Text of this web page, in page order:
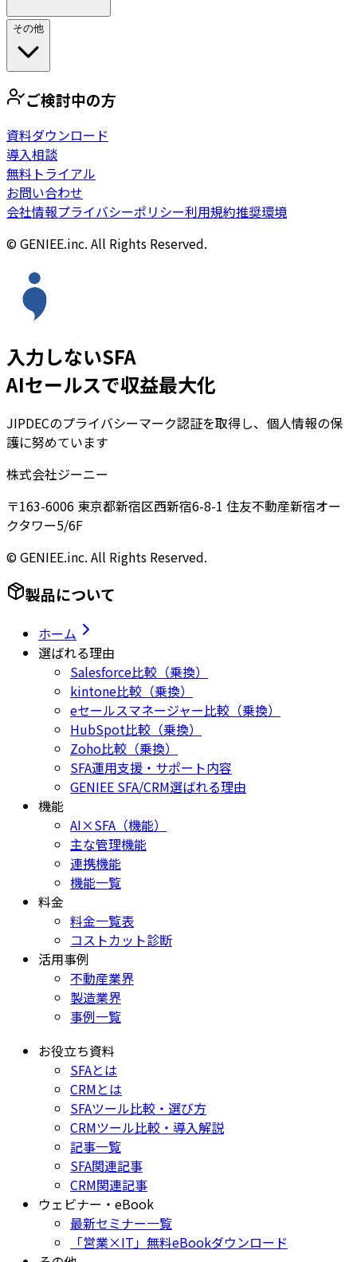
その他
ご検討中の方
資料ダウンロード
導入相談
無料トライアル
お問い合わせ
会社情報プライバシーポリシー利用規約推奨環境
© GENIEE.inc. All Rights Reserved.
入力しないSFA
AIセールスで収益最大化
JIPDECのプライバシーマーク認証を取得し、個人情報の保
護に努めています
株式会社ジーニー
〒163-6006 東京都新宿区西新宿6-8-1 住友不動産新宿オー
クタワー5/6F
© GENIEE.inc. All Rights Reserved.
製品について
ホーム
選ばれる理由
Salesforce比較（乗換）
kintone比較（乗換）
eセールスマネージャー比較（乗換）
HubSpot比較（乗換）
Zoho比較（乗換）
SFA運用支援・サポート内容
GENIEE SFA/CRM選ばれる理由
機能
AI×SFA（機能）
主な管理機能
連携機能
機能一覧
料金
料金一覧表
コストカット診断
活用事例
不動産業界
製造業界
事例一覧
お役立ち資料
SFAとは
CRMとは
SFAツール比較・選び方
CRMツール比較・導入解説
記事一覧
SFA関連記事
CRM関連記事
ウェビナー・eBook
最新セミナー一覧
「営業×IT」無料eBookダウンロード